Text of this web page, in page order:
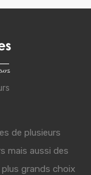
de plusieurs
mais aussi des
grands choix